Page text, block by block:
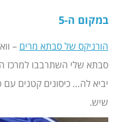
במקום ה-5
הורניקס של סבתא מרים –
סבתא שלי השתרבבו למרכז
יביא לה… כיסונים קטנים
שיש.